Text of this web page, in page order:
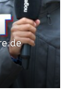
de